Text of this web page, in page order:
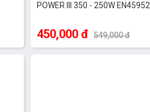
POWER III 350 - 250W EN45952
450,000 đ 549,000 đ